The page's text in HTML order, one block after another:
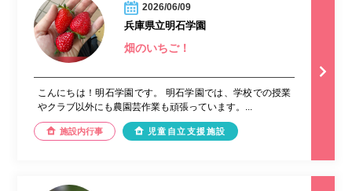
2026/06/09
兵庫県立明石学園
畑のいちご！
こんにちは！明石学園です。 明石学園では、学校での授業
やクラブ以外にも農園芸作業も頑張っています。...
施設内行事 児童自立支援施設